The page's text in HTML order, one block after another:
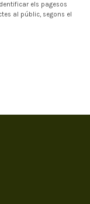
els pagesos
al públic, segons el